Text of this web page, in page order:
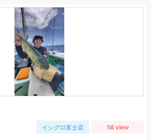
イシグロ富士店 58 view